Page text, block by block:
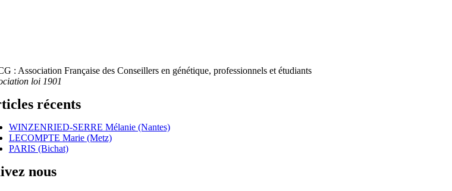
: Association Française des Conseillers en génétique, professionnels et étudiants
loi 1901
récents
WINZENRIED-SERRE Mélanie (Nantes)
LECOMPTE Marie (Metz)
PARIS (Bichat)
nous